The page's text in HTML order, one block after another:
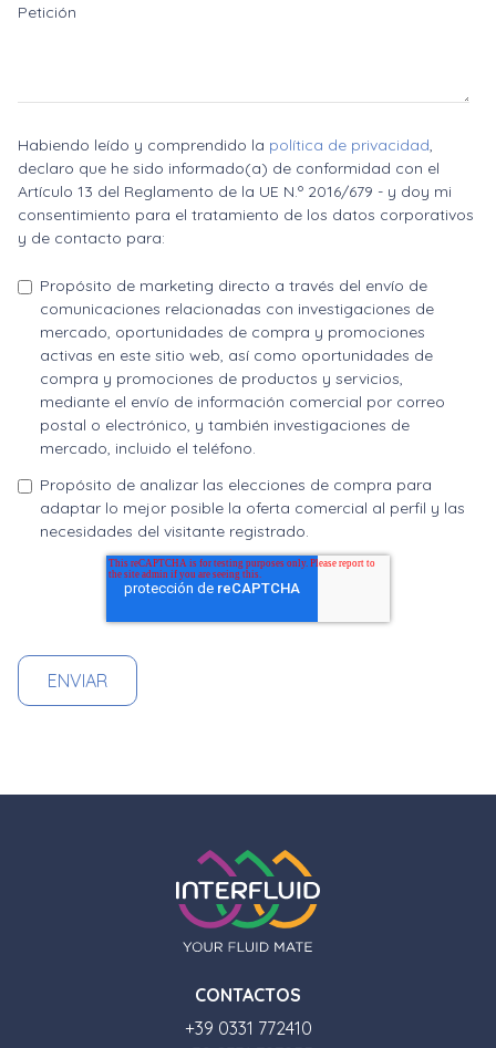
Petición
Habiendo leído y comprendido la política de privacidad,
declaro que he sido informado(a) de conformidad con el
Artículo 13 del Reglamento de la UE N.º 2016/679 - y doy mi
consentimiento para el tratamiento de los datos corporativos
y de contacto para:
Propósito de marketing directo a través del envío de
comunicaciones relacionadas con investigaciones de
mercado, oportunidades de compra y promociones
activas en este sitio web, así como oportunidades de
compra y promociones de productos y servicios,
mediante el envío de información comercial por correo
postal o electrónico, y también investigaciones de
mercado, incluido el teléfono.
Propósito de analizar las elecciones de compra para
adaptar lo mejor posible la oferta comercial al perfil y las
necesidades del visitante registrado.
CONTACTOS
+39 0331 772410